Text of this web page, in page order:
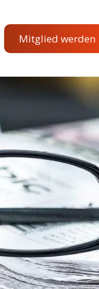
Mitglied werden